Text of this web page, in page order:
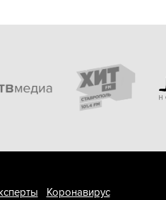
Коронавирус